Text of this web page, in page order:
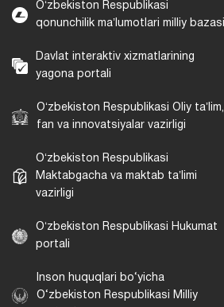
Oʻzbekiston Respublikasi
qonunchilik maʼlumotlari milliy bazasi
Davlat interaktiv xizmatlarining
yagona portali
Oʻzbekiston Respublikasi Oliy taʼlim,
fan va innovatsiyalar vazirligi
Oʻzbekiston Respublikasi
Maktabgacha va maktab taʼlimi
vazirligi
Oʻzbekiston Respublikasi Hukumat
portali
Inson huquqlari bo‘yicha
O‘zbekiston Respublikasi Milliy